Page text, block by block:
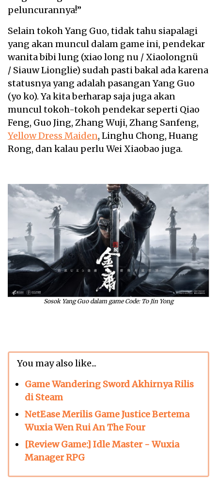
peluncurannya!”
Selain tokoh Yang Guo, tidak tahu siapalagi
yang akan muncul dalam game ini, pendekar
wanita bibi lung (xiao long nu / Xiaolongnü
/ Siauw Lionglie) sudah pasti bakal ada karena
statusnya yang adalah pasangan Yang Guo
(yo ko). Ya kita berharap saja juga akan
muncul tokoh-tokoh pendekar seperti Qiao
Feng, Guo Jing, Zhang Wuji, Zhang Sanfeng,
Yellow Dress Maiden, Linghu Chong, Huang
Rong, dan kalau perlu Wei Xiaobao juga.
Sosok Yang Guo dalam game Code: To Jin Yong
You may also like...
Game Wandering Sword Akhirnya Rilis
di Steam
NetEase Merilis Game Justice Bertema
Wuxia Wen Rui An The Four
[Review Game:] Idle Master - Wuxia
Manager RPG